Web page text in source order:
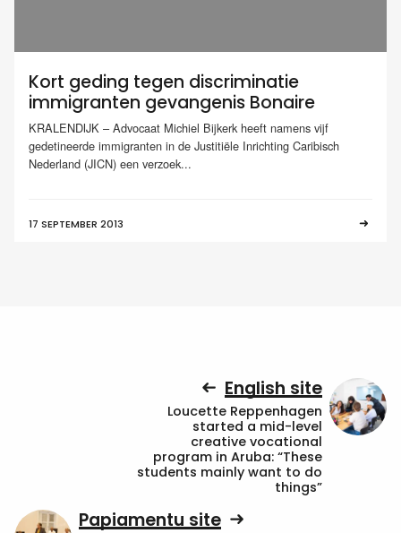
Kort geding tegen discriminatie
immigranten gevangenis Bonaire
KRALENDIJK – Advocaat Michiel Bijkerk heeft namens vijf
gedetineerde immigranten in de Justitiële Inrichting Caribisch
Nederland (JICN) een verzoek...
17 SEPTEMBER 2013
English site
Loucette Reppenhagen
started a mid-level
creative vocational
program in Aruba: “These
students mainly want to do
things”
Papiamentu site